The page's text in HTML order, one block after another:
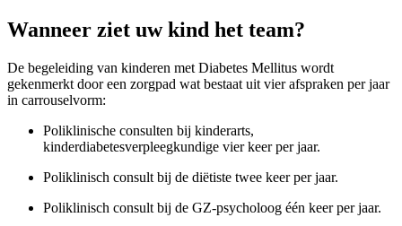
Wanneer ziet uw kind het team?
De begeleiding van kinderen met Diabetes Mellitus wordt
gekenmerkt door een zorgpad wat bestaat uit vier afspraken per jaar
in carrouselvorm:
Poliklinische consulten bij kinderarts,
kinderdiabetesverpleegkundige vier keer per jaar.
Poliklinisch consult bij de diëtiste twee keer per jaar.
Poliklinisch consult bij de GZ-psycholoog één keer per jaar.